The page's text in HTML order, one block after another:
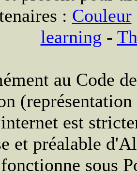
: Couleur
learning -
au Code
est
et préalable
sous